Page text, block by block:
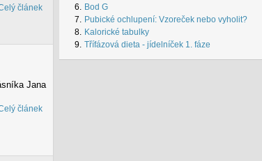
článek
Jana
článek
6. Bod G
7. Pubické ochlupení: Vzoreček nebo vyholit?
8. Kalorické tabulky
9. Třífázová dieta - jídelníček 1. fáze